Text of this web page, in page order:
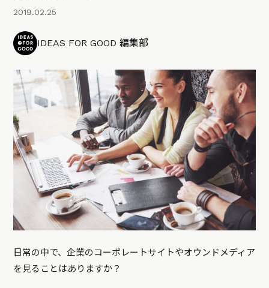
2019.02.25
IDEAS FOR GOOD 編集部
日常の中で、企業のコーポレートサイトやオウンドメディア
を見ることはありますか？